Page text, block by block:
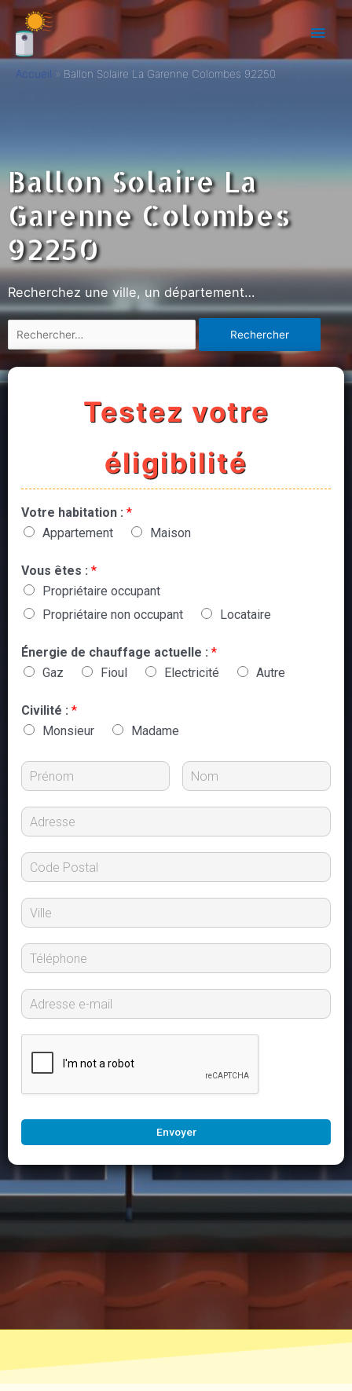
Accueil Ballon Solaire La Garenne Colombes 92250
Ballon Solaire La
Garenne Colombes
92250
Recherchez une ville, un département…
Testez votre
éligibilité
Votre habitation : *
Appartement
Maison
Vous êtes : *
Propriétaire occupant
Propriétaire non occupant
Locataire
Énergie de chauffage actuelle : *
Gaz
Fioul Electricité Autre
Civilité : *
Monsieur
Madame
Envoyer